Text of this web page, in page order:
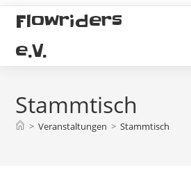
Zum
Inhalt
springen
Flowriders
e.V.
Stammtisch
> Veranstaltungen > Stammtisch